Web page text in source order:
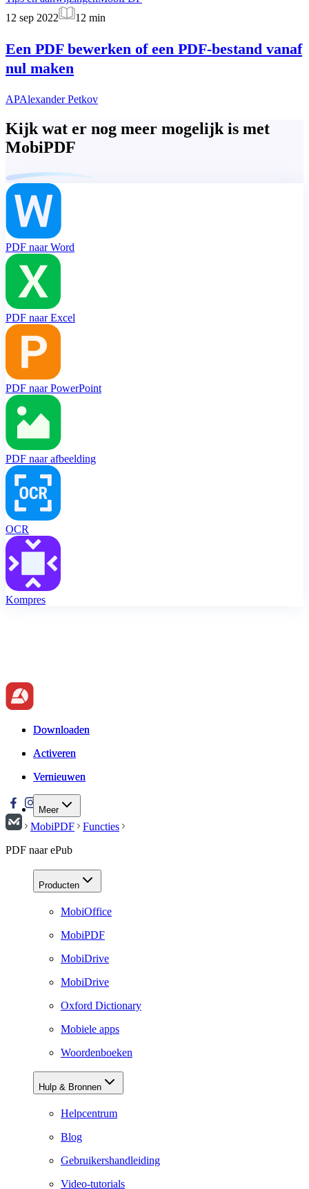
12 sep 2022
12 min
Een PDF bewerken of een PDF-bestand vanaf
nul maken
APAlexander Petkov
Kijk wat er nog meer mogelijk is met
MobiPDF
PDF naar Word
PDF naar Excel
PDF naar PowerPoint
PDF naar afbeelding
OCR
Kompres
Downloaden
Activeren
Vernieuwen
Meer
Downloaden
Activeren
Vernieuwen
MobiPDF
Functies
PDF naar ePub
Producten
MobiOffice
MobiPDF
MobiDrive
MobiDrive
Oxford Dictionary
Mobiele apps
Woordenboeken
Hulp & Bronnen
Helpcentrum
Blog
Gebruikershandleiding
Video-tutorials